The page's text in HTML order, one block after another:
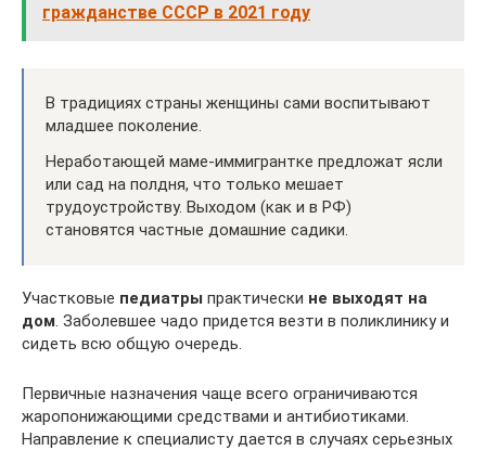
гражданстве СССР в 2021 году
В традициях страны женщины сами воспитывают
младшее поколение.
Неработающей маме-иммигрантке предложат ясли
или сад на полдня, что только мешает
трудоустройству. Выходом (как и в РФ)
становятся частные домашние садики.
Участковые педиатры практически не выходят на
дом. Заболевшее чадо придется везти в поликлинику и
сидеть всю общую очередь.
Первичные назначения чаще всего ограничиваются
жаропонижающими средствами и антибиотиками.
Направление к специалисту дается в случаях серьезных